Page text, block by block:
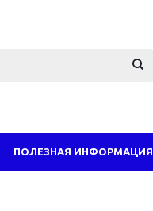
ПОЛЕЗНАЯ ИНФОРМАЦИЯ